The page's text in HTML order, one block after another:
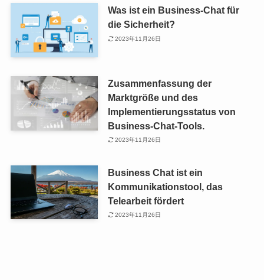
Was ist ein Business-Chat für
die Sicherheit?
2023年11月26日
Zusammenfassung der
Marktgröße und des
Implementierungsstatus von
Business-Chat-Tools.
2023年11月26日
Business Chat ist ein
Kommunikationstool, das
Telearbeit fördert
2023年11月26日